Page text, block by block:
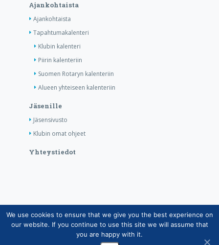
Ajankohtaista
Ajankohtaista
Tapahtumakalenteri
Klubin kalenteri
Piirin kalenteriin
Suomen Rotaryn kalenteriin
Alueen yhteiseen kalenteriin
Jäsenille
Jäsensivusto
Klubin omat ohjeet
Yhteystiedot
Copyright © Suomen Rotarypalvelu ry 2026 |
Jäsentietojärjestelmän tietosuojaseloste|Henkilötietojen
käsittely Rotarytoiminnassa
We use cookies to ensure that we give you the best experience on
our website. If you continue to use this site we will assume that
you are happy with it.